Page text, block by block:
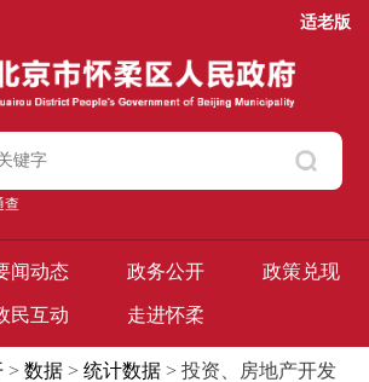
适老版
查
闻动态 政务公开 政策兑现
民互动 走进怀柔
> 数据 > 统计数据 > 投资、房地产开发